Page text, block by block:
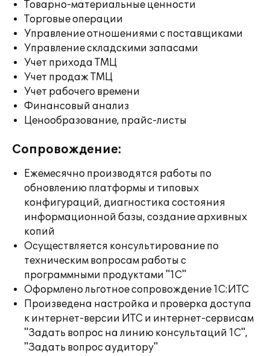
Товарно-материальные ценности
Торговые операции
Управление отношениями с поставщиками
Управление складскими запасами
Учет прихода ТМЦ
Учет продаж ТМЦ
Учет рабочего времени
Финансовый анализ
Ценообразование, прайс-листы
Сопровождение:
Ежемесячно производятся работы по
обновлению платформы и типовых
конфигураций, диагностика состояния
информационной базы, создание архивных
копий
Осуществляется консультирование по
техническим вопросам работы с
программными продуктами "1С"
Оформлено льготное сопровождение 1С:ИТС
Произведена настройка и проверка доступа
к интернет-версии ИТС и интернет-сервисам
"Задать вопрос на линию консультаций 1С",
"Задать вопрос аудитору"